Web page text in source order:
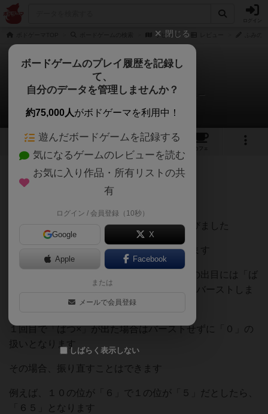
ラピード
ラピード
ふみのりんぐ（ふみんちゅ）さんのレビュー
1 1
カフェ
222名 0名 0 3年以上前
最後はお店のオススメのダイスゲームで遊びました
サイコロを振り、１の位と１０の位を決めます
振り直すことができるのですが、サイコロの出目には「ば
つ×」が描いてあるマス目もあって、出るとバーストしま
１回目で「ばつ×」が出た場合はバーストせずに「０」の
扱いとなります
その場合、振り直すことはできます
例えば、１０の位が「６」で１の位が「５」だとしたら、
「６５」となります
閉じる
ボードゲームのプレイ履歴を記録し
て、
自分のデータを管理しませんか？
約75,000人がボドゲーマを利用中！
遊んだボードゲームを記録する
気になるゲームのレビューを読む
お気に入り作品・所有リストの共
有
ログイン / 会員登録（10秒）
Google X
Apple Facebook
または
メールで会員登録
しばらく表示しない